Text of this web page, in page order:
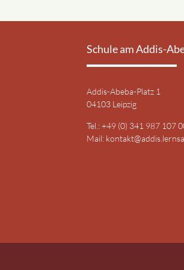
Schule am Addis-
Addis-Abeba-Platz 1
04103 Leipzig
Tel.: +49 (0) 341 987 107
Mail: